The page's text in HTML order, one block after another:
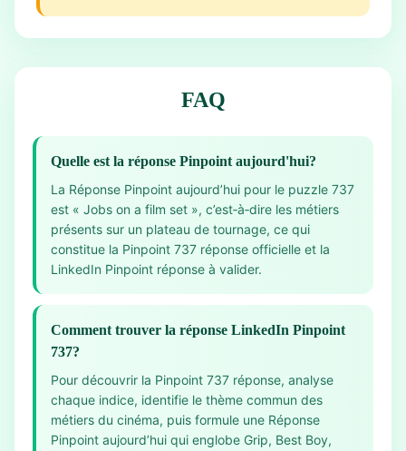
FAQ
Quelle est la réponse Pinpoint aujourd'hui?
La Réponse Pinpoint aujourd’hui pour le puzzle 737
est « Jobs on a film set », c’est‑à‑dire les métiers
présents sur un plateau de tournage, ce qui
constitue la Pinpoint 737 réponse officielle et la
LinkedIn Pinpoint réponse à valider.
Comment trouver la réponse LinkedIn Pinpoint
737?
Pour découvrir la Pinpoint 737 réponse, analyse
chaque indice, identifie le thème commun des
métiers du cinéma, puis formule une Réponse
Pinpoint aujourd’hui qui englobe Grip, Best Boy,